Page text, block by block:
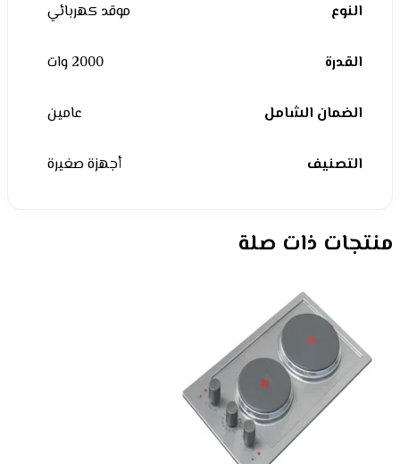
النوع موقد كهربائي
القدرة 2000 وات
الضمان الشامل عامين
التصنيف أجهزة صغيرة
منتجات ذات صلة